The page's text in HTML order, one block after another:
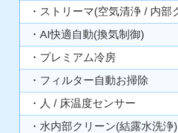
・ストリーマ(空気清浄 / 内部
・AI快適自動(換気制御)
・プレミアム冷房
・フィルター自動お掃除
・人 / 床温度センサー
・水内部クリーン(結露水洗浄)